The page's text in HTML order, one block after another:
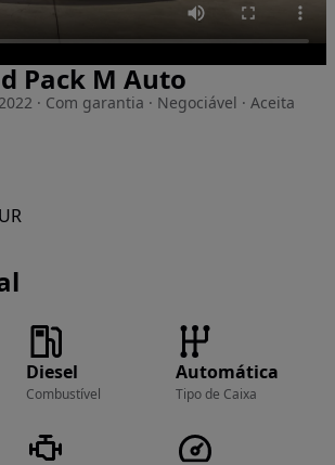
Pack M Auto
· Com garantia · Negociável · Aceita
Diesel
Combustível
Automática
Tipo de Caixa